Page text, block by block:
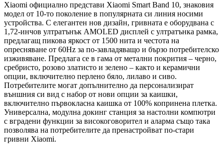
Xiaomi официално представи Xiaomi Smart Band 10, знаковия
модел от 10-то поколение в популярната си линия носими
устройства. С елегантен нов дизайн, гривната е оборудвана с
1,72-инчов ултратънък AMOLED дисплей с ултратънка рамка,
предлагащ пикова яркост от 1500 нита и честота на
опресняване от 60Hz за по-завладяващо и бързо потребителско
изживяване. Предлага се в гама от метални покрития – черно,
сребристо, розово златисто и зелено – както и керамични
опции, включително перлено бяло, лилаво и сиво.
Потребителите могат допълнително да персонализират
външния си вид с набор от нови опции за каишки,
включително първокласна каишка от 100% копринена плетка.
Универсална, модулна докинг станция за настолни компютри
с вградени функции за високоговорител и аларма също така
позволява на потребителите да пренастройват по-стари
гривни Xiaomi.